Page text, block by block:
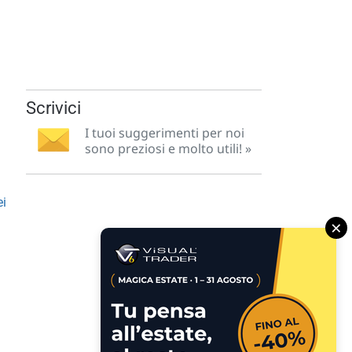
Scrivici
I tuoi suggerimenti per noi
sono preziosi e molto utili! »
×